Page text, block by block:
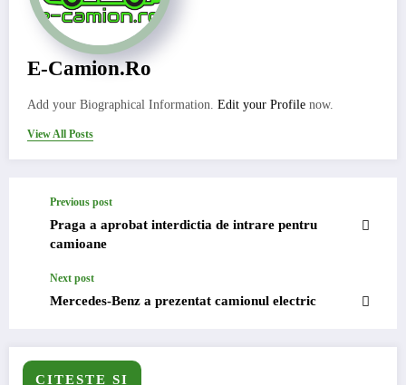
E-Camion.ro
Add your Biographical Information. Edit your Profile now.
View All Posts
Previous post
Praga a aprobat interdictia de intrare pentru
camioane
Next post
Mercedes-Benz a prezentat camionul electric
CITESTE SI